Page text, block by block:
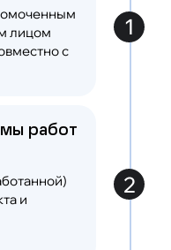
по снижению
при
свыше 9
прогноза в
грунтов в
лицом
с
1
работ
и
2